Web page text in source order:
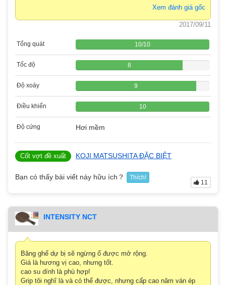
Xem đánh giá gốc
2017/09/11
Tổng quát 10/10
Tốc độ 8
Độ xoáy 9
Điều khiển 10
Độ cứng Hơi mềm
Cốt vợt đề xuất KOJI MATSUSHITA ĐẶC BIỆT
Bạn có thấy bài viết này hữu ích？ Thích!
11
INTENSITY NCT
Băng ghế dự bị sẽ ngừng ổ được mở rộng.
Giá là hương vị cao, nhưng tốt.
cao su dính là phù hợp!
Grip tôi nghĩ là và có thể được, nhưng cấp cao năm ván ép